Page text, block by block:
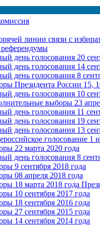
линии связи с
день голосования 20
день голосования 14
день голосования 8
Президента России 15,
день голосования 10
выборы 23
день голосования 11
день голосования 19
день голосования 13
голосование 1
22 марта 2020 года
день голосования 8
9 сентября 2018 года
08 апреля 2018 года
18 марта 2018 года
10 сентября 2017 года
18 сентября 2016 года
27 сентября 2015 года
14 сентября 2014 года